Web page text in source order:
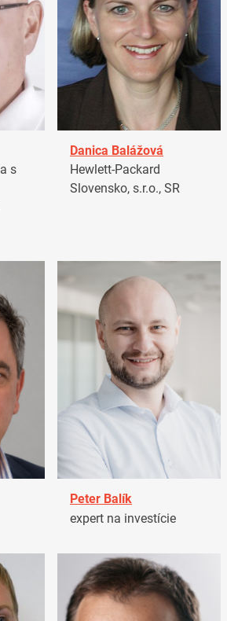
s
Danica Balážová
Hewlett-Packard
Slovensko, s.r.o., SR
Peter Balík
expert na investície